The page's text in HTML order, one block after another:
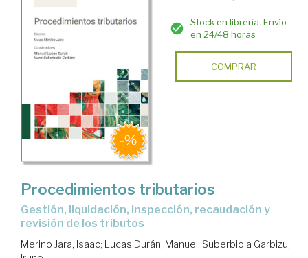
Stock en librería. Envío
en 24/48 horas
COMPRAR
Procedimientos tributarios
Gestión, liquidación, inspección, recaudación y
revisión de los tributos
Merino Jara, Isaac; Lucas Durán, Manuel; Suberbiola Garbizu,